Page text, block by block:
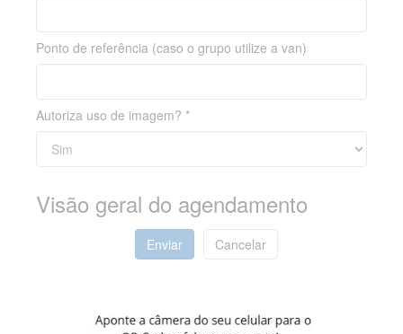
Ponto de referência (caso o grupo utilize a van)
Autoriza uso de imagem? *
Visão geral do agendamento
Enviar Cancelar